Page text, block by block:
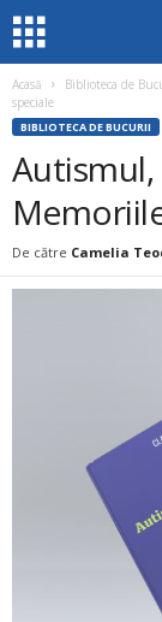
Acasă Biblioteca de
speciale
BIBLIOTECA DE BUCURII
Autismul,
De către Camelia